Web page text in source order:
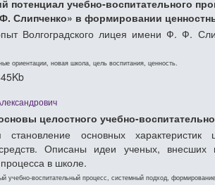
потенциал учебно-воспитательного
Слипченко» в формировании
Волгоградского лицея имени Ф. Ф.
ориентации, новая школа, цель воспитания, ценность.
целостного учебно-
становление основных
средств. Описаны идеи ученых,
в школе.
учебно-воспитательный процесс, системный подход,